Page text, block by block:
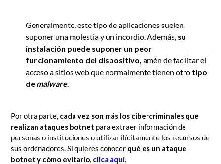
Generalmente, este tipo de aplicaciones suelen
suponer una molestia y un incordio. Además, su
instalación puede suponer un peor
funcionamiento del dispositivo, amén de facilitar el
acceso a sitios web que normalmente tienen otro tipo
de malware.
Por otra parte, cada vez son más los cibercriminales que
realizan ataques botnet para extraer información de
personas o instituciones o utilizar ilícitamente los recursos de
sus ordenadores. Si quieres conocer qué es un ataque
botnet y cómo evitarlo, clica aquí.